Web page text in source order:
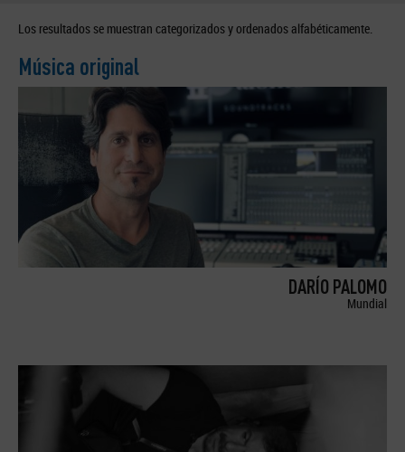
Los resultados se muestran categorizados y ordenados alfabéticamente.
Música original
DARÍO PALOMO
Mundial